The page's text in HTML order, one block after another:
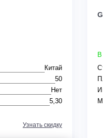
Китай
50
Нет
5,30
Узнать скидку
В